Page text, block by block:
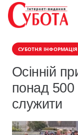
СУБОТНЯ ІНФОРМАЦІЯ
Осінній
понад 500
служити